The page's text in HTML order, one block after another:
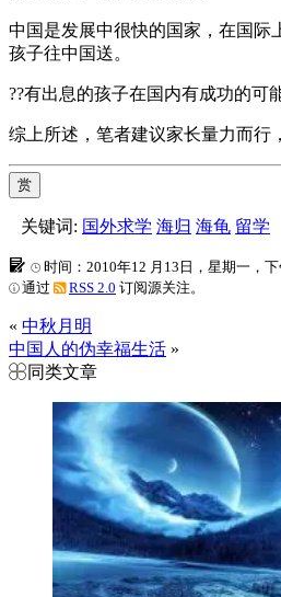
中国是发展中很快的国家，在国际
孩子往中国送。
??有出息的孩子在国内有成功的可
综上所述，笔者建议家长量力而行
赏
关键词: 国外求学 海归 海龟 留学
时间：2010年12 月13日，星期一，下
通过
RSS 2.0 订阅源关注。
« 中秋月明
中国人的伪幸福生活 »
同类文章